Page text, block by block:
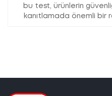
bu test, ürünlerin
kanıtlamada önemli bir